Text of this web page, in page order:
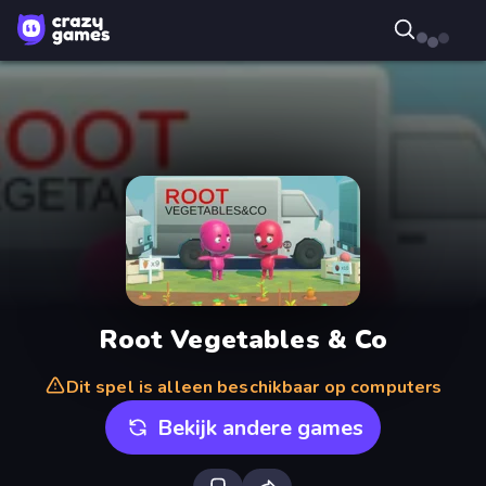
Root Vegetables & Co
Dit spel is alleen beschikbaar op computers
Bekijk andere games